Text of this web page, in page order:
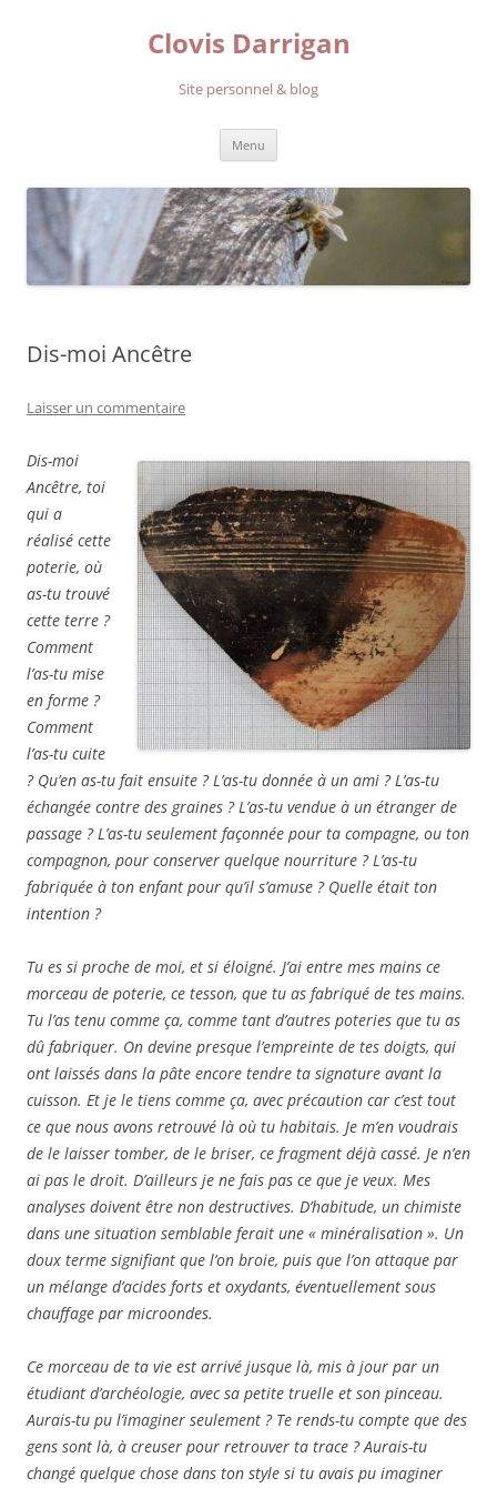
Clovis Darrigan
Site personnel & blog
Menu
Dis-moi Ancêtre
Laisser un commentaire
Dis-moi
Ancêtre, toi
qui a
réalisé cette
poterie, où
as-tu trouvé
cette terre ?
Comment
l’as-tu mise
en forme ?
Comment
l’as-tu cuite
? Qu’en as-tu fait ensuite ? L’as-tu donnée à un ami ? L’as-tu
échangée contre des graines ? L’as-tu vendue à un étranger de
passage ? L’as-tu seulement façonnée pour ta compagne, ou ton
compagnon, pour conserver quelque nourriture ? L’as-tu
fabriquée à ton enfant pour qu’il s’amuse ? Quelle était ton
intention ?
Tu es si proche de moi, et si éloigné. J’ai entre mes mains ce
morceau de poterie, ce tesson, que tu as fabriqué de tes mains.
Tu l’as tenu comme ça, comme tant d’autres poteries que tu as
dû fabriquer. On devine presque l’empreinte de tes doigts, qui
ont laissés dans la pâte encore tendre ta signature avant la
cuisson. Et je le tiens comme ça, avec précaution car c’est tout
ce que nous avons retrouvé là où tu habitais. Je m’en voudrais
de le laisser tomber, de le briser, ce fragment déjà cassé. Je n’en
ai pas le droit. D’ailleurs je ne fais pas ce que je veux. Mes
analyses doivent être non destructives. D’habitude, un chimiste
dans une situation semblable ferait une « minéralisation ». Un
doux terme signifiant que l’on broie, puis que l’on attaque par
un mélange d’acides forts et oxydants, éventuellement sous
chauffage par microondes.
Ce morceau de ta vie est arrivé jusque là, mis à jour par un
étudiant d’archéologie, avec sa petite truelle et son pinceau.
Aurais-tu pu l’imaginer seulement ? Te rends-tu compte que des
gens sont là, à creuser pour retrouver ta trace ? Aurais-tu
changé quelque chose dans ton style si tu avais pu imaginer